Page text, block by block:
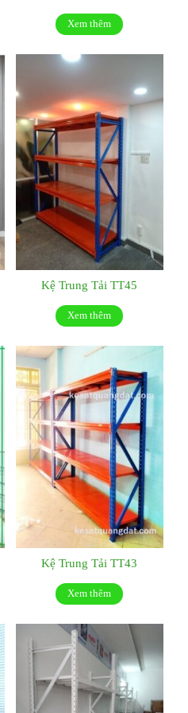
Xem thêm
Kệ Trung Tải TT45
Xem thêm
Kệ Trung Tải TT43
Xem thêm